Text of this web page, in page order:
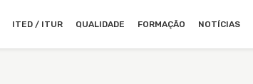
ITED / ITUR QUALIDADE FORMAÇÃO NOTÍCIAS